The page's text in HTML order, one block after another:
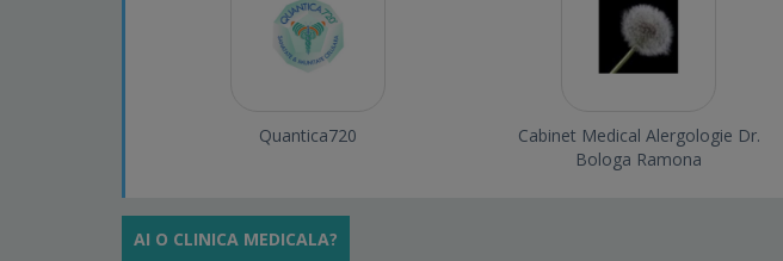
Quantica720
Cabinet Medical Alergologie Dr.
Bologa Ramona
AI O CLINICA MEDICALA?